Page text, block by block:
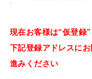
現在お客様は“仮登録”
下記登録アドレスに
進みください